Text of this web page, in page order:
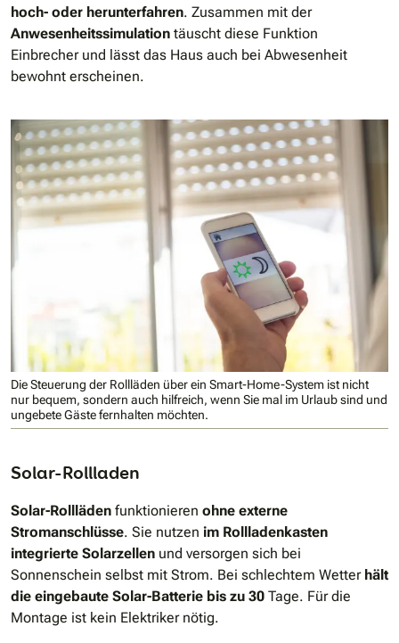
hoch- oder herunterfahren. Zusammen mit der
Anwesenheitssimulation täuscht diese Funktion
Einbrecher und lässt das Haus auch bei Abwesenheit
bewohnt erscheinen.
Die Steuerung der Rollläden über ein Smart-Home-System ist nicht
nur bequem, sondern auch hilfreich, wenn Sie mal im Urlaub sind und
ungebete Gäste fernhalten möchten.
Solar-Rollladen
Solar-Rollläden funktionieren ohne externe
Stromanschlüsse. Sie nutzen im Rollladenkasten
integrierte Solarzellen und versorgen sich bei
Sonnenschein selbst mit Strom. Bei schlechtem Wetter hält
die eingebaute Solar-Batterie bis zu 30 Tage. Für die
Montage ist kein Elektriker nötig.